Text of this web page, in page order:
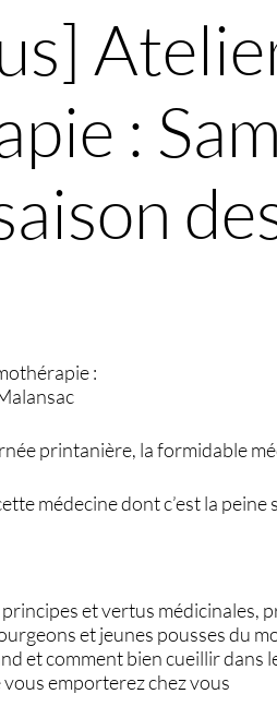
:
:
printanière, la formidable
médecine dont c’est la peine
et vertus médicinales,
et jeunes pousses du
et comment bien cueillir dans
emporterez chez vous